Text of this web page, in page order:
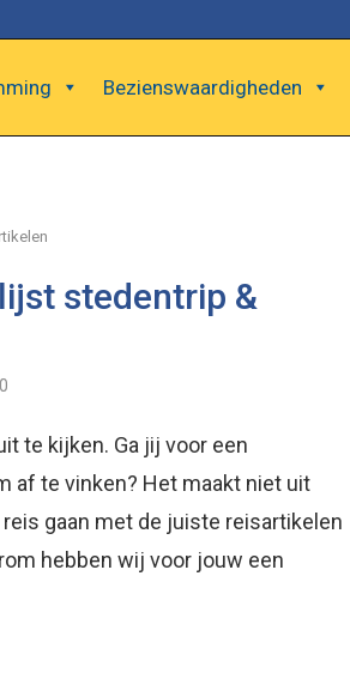
Bezienswaardigheden
stedentrip &
te kijken. Ga jij voor een
af te vinken? Het maakt niet uit
gaan met de juiste reisartikelen
hebben wij voor jouw een